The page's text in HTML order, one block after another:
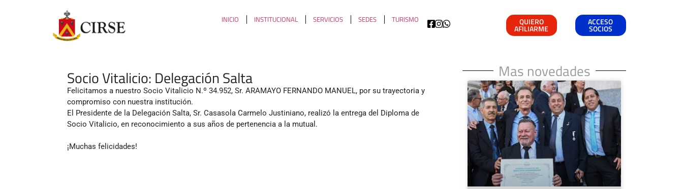
INICIO INSTITUCIONAL SERVICIOS SEDES TURISMO QUIERO
AFILIARME
ACCESO
SOCIOS
Socio Vitalicio: Delegación Salta
Felicitamos a nuestro Socio Vitalicio N.º 34.952, Sr. ARAMAYO FERNANDO MANUEL, por su trayectoria y
compromiso con nuestra institución.
El Presidente de la Delegación Salta, Sr. Casasola Carmelo Justiniano, realizó la entrega del Diploma de
Socio Vitalicio, en reconocimiento a sus años de pertenencia a la mutual.
¡Muchas felicidades!
Mas novedades